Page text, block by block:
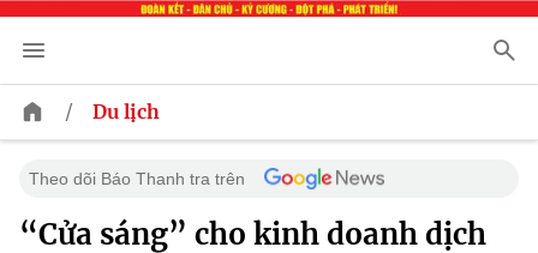
/ Du lịch
Theo dõi Báo Thanh tra trên
“Cửa sáng” cho kinh doanh dịch